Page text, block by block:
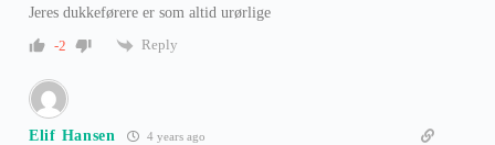
Jeres dukkeførere er som altid urørlige
-2
Reply
Elif Hansen 4 years ago